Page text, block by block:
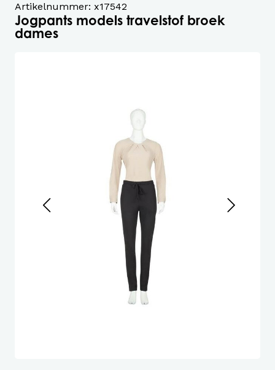
Artikelnummer: x17542
Jogpants models travelstof broek
dames